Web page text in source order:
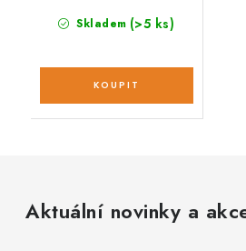
Skladem (>5 ks)
Aktuální novinky a